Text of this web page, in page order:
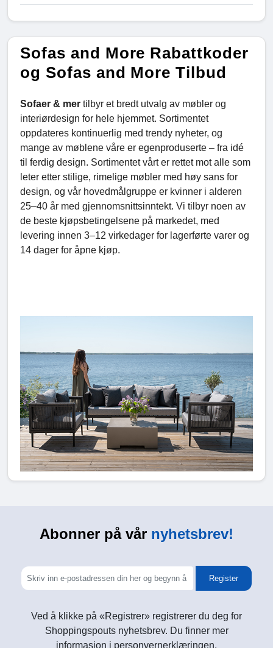
Sofas and More Rabattkoder
og Sofas and More Tilbud
Sofaer & mer tilbyr et bredt utvalg av møbler og
interiørdesign for hele hjemmet. Sortimentet
oppdateres kontinuerlig med trendy nyheter, og
mange av møblene våre er egenproduserte – fra idé
til ferdig design. Sortimentet vårt er rettet mot alle som
leter etter stilige, rimelige møbler med høy sans for
design, og vår hovedmålgruppe er kvinner i alderen
25–40 år med gjennomsnittsinntekt. Vi tilbyr noen av
de beste kjøpsbetingelsene på markedet, med
levering innen 3–12 virkedager for lagerførte varer og
14 dager for åpne kjøp.
Abonner på vår nyhetsbrev!
Register
Ved å klikke på «Registrer» registrerer du deg for
Shoppingspouts nyhetsbrev. Du finner mer
informasjon i personvernerklæringen.